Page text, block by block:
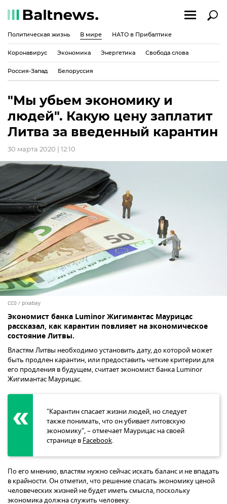
Политическая жизнь В мире НАТО в Прибалтике
Коронавирус Экономика Энергетика Свобода слова
Россия-Запад Белоруссия
"Мы убьем экономику и
людей". Какую цену заплатит
Литва за введенный карантин
30 марта 2020 | 12:10
CC0 / pixabay
Экономист банка Luminor Жигимантас Маурицас
рассказал, как карантин повлияет на экономическое
состояние Литвы.
Властям Литвы необходимо установить дату, до которой может
быть продлен карантин, или предоставить четкие критерии для
его продления в будущем, считает экономист банка Luminor
Жигимантас Маурицас.
"Карантин спасает жизни людей, но следует
также понимать, что он убивает литовскую
экономику", – отмечает Маурицас на своей
странице в Facebook.
По его мнению, властям нужно сейчас искать баланс и не впадать
в крайности. Он отметил, что решение спасать экономику ценой
человеческих жизней не будет иметь смысла, поскольку
экономика должна служить человеку.